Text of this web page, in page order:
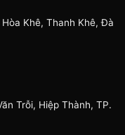
Khê, Thanh Khê, Đà
Trỗi, Hiệp Thành, TP.